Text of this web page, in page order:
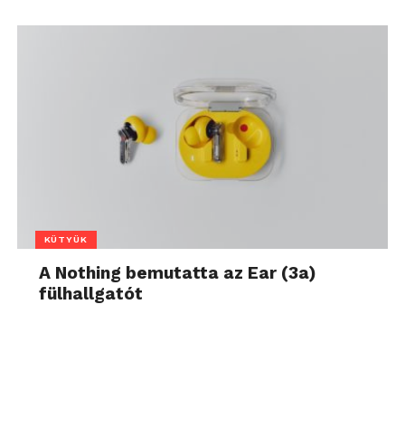
KÜTYÜK
A Nothing bemutatta az Ear (3a)
fülhallgatót